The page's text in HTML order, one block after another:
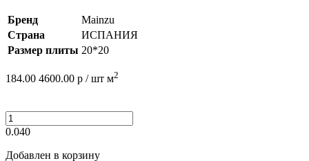
Бренд
Mainzu
Страна
ИСПАНИЯ
Размер плиты 20*20
184.00 4600.00 р / шт м2
0.040
Добавлен в корзину